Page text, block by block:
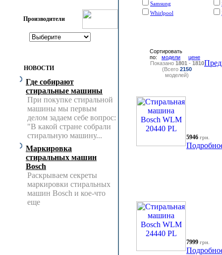
Производители
НОВОСТИ
Где собирают
стиральные машины
При покупке стиральной
машины мы первым
делом задаем себе вопрос:
"В какой стране собрали
стиральную машину...
Маркировка
стиральных машин
Bosch
Раскрываем секреты
маркировки стиральных
машин Bosch и кое-что
еще
Samsung
Whirlpool
Сортировать
по: модели
цене
Показано 1801 - 1810
(Всего 2150
моделей)
5946 грн.
7999 грн.